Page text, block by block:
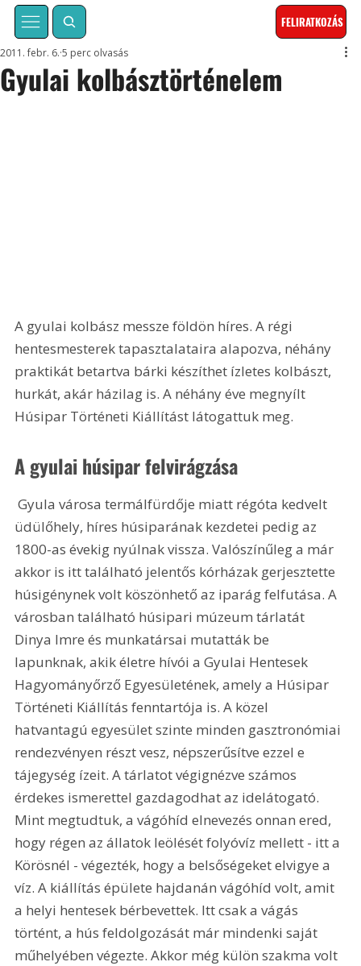
FELIRATKOZÁS
Gyulai kolbásztörténelem
2011. febr. 6. 5 perc olvasás
A gyulai kolbász messze földön híres. A régi
hentesmesterek tapasztalataira alapozva, néhány
praktikát betartva bárki készíthet ízletes kolbászt,
hurkát, akár házilag is. A néhány éve megnyílt
Húsipar Történeti Kiállítást látogattuk meg.
A gyulai húsipar felvirágzása
Gyula városa termálfürdője miatt régóta kedvelt
üdülőhely, híres húsiparának kezdetei pedig az
1800-as évekig nyúlnak vissza. Valószínűleg a már
akkor is itt található jelentős kórházak gerjesztette
húsigénynek volt köszönhető az iparág felfutása. A
városban található húsipari múzeum tárlatát
Dinya Imre és munkatársai mutatták be
lapunknak, akik életre hívói a Gyulai Hentesek
Hagyományőrző Egyesületének, amely a Húsipar
Történeti Kiállítás fenntartója is. A közel
hatvantagú egyesület szinte minden gasztronómiai
rendezvényen részt vesz, népszerűsítve ezzel e
tájegység ízeit. A tárlatot végignézve számos
érdekes ismerettel gazdagodhat az idelátogató.
Mint megtudtuk, a vágóhíd elnevezés onnan ered,
hogy régen az állatok leölését folyóvíz mellett - itt a
Körösnél - végezték, hogy a belsőségeket elvigye a
víz. A kiállítás épülete hajdanán vágóhíd volt, amit
a helyi hentesek bérbevettek. Itt csak a vágás
történt, a hús feldolgozását már mindenki saját
műhelyében végezte. Akkor még külön szakma volt